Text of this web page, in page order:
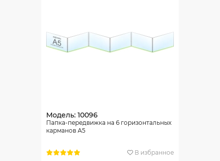
Модель: 10096
Папка-передвижка на 6 горизонтальных
карманов А5
В избранное